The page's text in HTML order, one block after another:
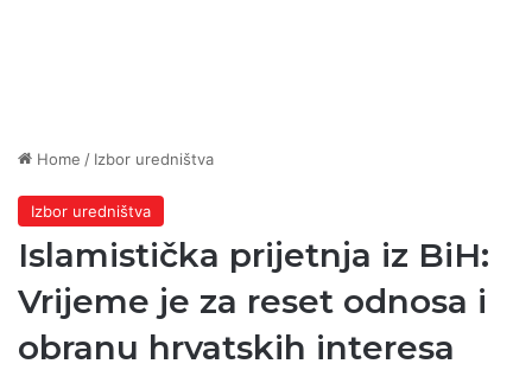
Home / Izbor uredništva
Izbor uredništva
Islamistička prijetnja iz BiH:
Vrijeme je za reset odnosa i
obranu hrvatskih interesa